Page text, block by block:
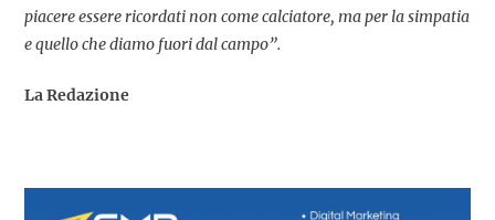
piacere essere ricordati non come calciatore, ma per la simpatia
e quello che diamo fuori dal campo”.
La Redazione